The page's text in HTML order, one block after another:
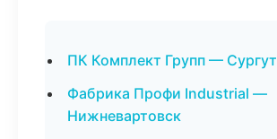
ПК Комплект Групп — Сургут
Фабрика Профи Industrial —
Нижневартовск